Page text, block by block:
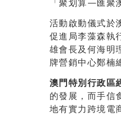
「聚划算—匯聚
活動啟動儀式於
促進局李藻森執
雄會長及何海明
牌營銷中心鄭楠
澳門特別行政區
的發展，而手信
地有實力跨境電